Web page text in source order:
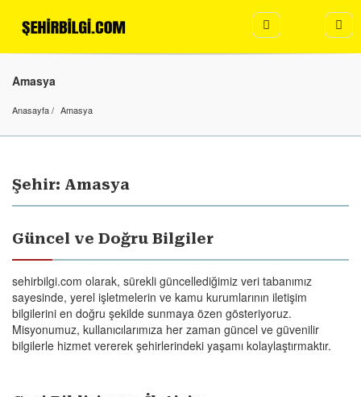
Amasya
Anasayfa Amasya
Şehir: Amasya
Güncel ve Doğru Bilgiler
sehirbilgi.com olarak, sürekli güncellediğimiz veri tabanımız
sayesinde, yerel işletmelerin ve kamu kurumlarının iletişim
bilgilerini en doğru şekilde sunmaya özen gösteriyoruz.
Misyonumuz, kullanıcılarımıza her zaman güncel ve güvenilir
bilgilerle hizmet vererek şehirlerindeki yaşamı kolaylaştırmaktır.